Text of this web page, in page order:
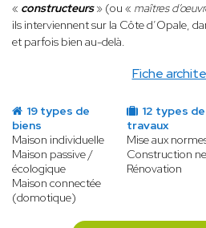
Fiche
« constructeurs» (ou « maîtres
ils interviennent sur la Côte d’Opale,
et parfois bien au-delà.
19 types de
biens
Maison individuelle
Maison passive /
écologique
Maison connectée
(domotique)
12 types de
travaux
Mise aux
Construction
Rénovation